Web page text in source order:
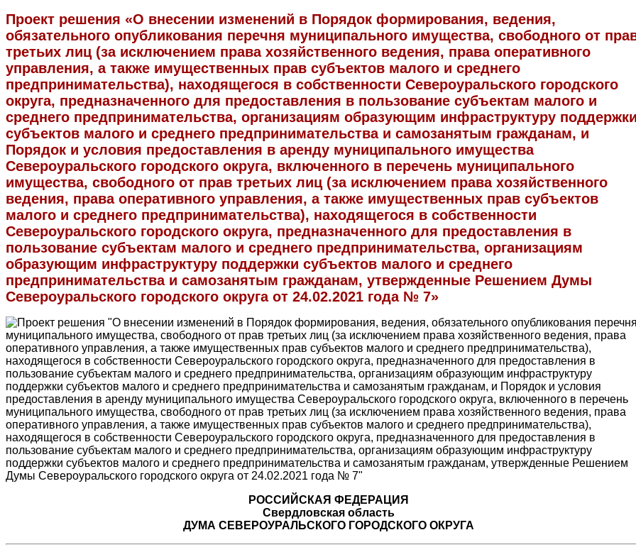
Проект решения «О внесении изменений в Порядок формирования, ведения,
обязательного опубликования перечня муниципального имущества, свободного от
третьих лиц (за исключением права хозяйственного ведения, права оперативного
управления, а также имущественных прав субъектов малого и среднего
предпринимательства), находящегося в собственности Североуральского городского
округа, предназначенного для предоставления в пользование субъектам малого и
среднего предпринимательства, организациям образующим инфраструктуру поддержки
субъектов малого и среднего предпринимательства и самозанятым гражданам, и
Порядок и условия предоставления в аренду муниципального имущества
Североуральского городского округа, включенного в перечень муниципального
имущества, свободного от прав третьих лиц (за исключением права хозяйственного
ведения, права оперативного управления, а также имущественных прав субъектов
малого и среднего предпринимательства), находящегося в собственности
Североуральского городского округа, предназначенного для предоставления в
пользование субъектам малого и среднего предпринимательства, организациям
образующим инфраструктуру поддержки субъектов малого и среднего
предпринимательства и самозанятым гражданам, утвержденные Решением Думы
Североуральского городского округа от 24.02.2021 года № 7»
РОССИЙСКАЯ ФЕДЕРАЦИЯ
Свердловская область
ДУМА СЕВЕРОУРАЛЬСКОГО ГОРОДСКОГО ОКРУГА